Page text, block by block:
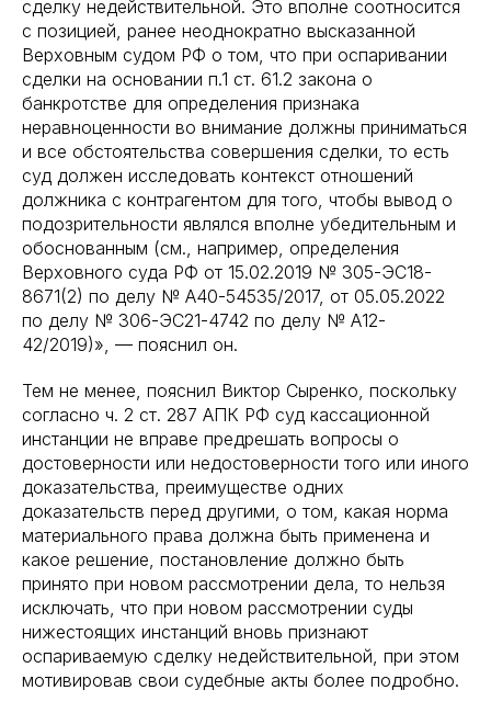
сделку недействительной. Это вполне соотносится
с позицией, ранее неоднократно высказанной
Верховным судом РФ о том, что при оспаривании
сделки на основании п.1 ст. 61.2 закона о
банкротстве для определения признака
неравноценности во внимание должны приниматься
и все обстоятельства совершения сделки, то есть
суд должен исследовать контекст отношений
должника с контрагентом для того, чтобы вывод о
подозрительности являлся вполне убедительным и
обоснованным (см., например, определения
Верховного суда РФ от 15.02.2019 № 305-ЭС18-
8671(2) по делу № А40-54535/2017, от 05.05.2022
по делу № 306-ЭС21-4742 по делу № А12-
42/2019)», — пояснил он.
Тем не менее, пояснил Виктор Сыренко, поскольку
согласно ч. 2 ст. 287 АПК РФ суд кассационной
инстанции не вправе предрешать вопросы о
достоверности или недостоверности того или иного
доказательства, преимуществе одних
доказательств перед другими, о том, какая норма
материального права должна быть применена и
какое решение, постановление должно быть
принято при новом рассмотрении дела, то нельзя
исключать, что при новом рассмотрении суды
нижестоящих инстанций вновь признают
оспариваемую сделку недействительной, при этом
мотивировав свои судебные акты более подробно.